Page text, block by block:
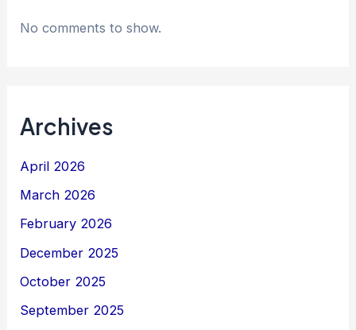
No comments to show.
Archives
April 2026
March 2026
February 2026
December 2025
October 2025
September 2025